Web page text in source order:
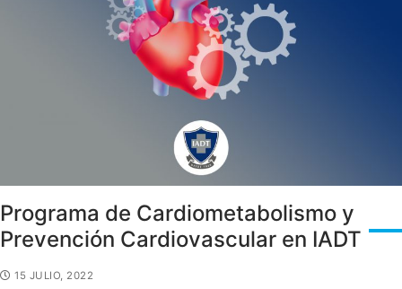
Programa de Cardiometabolismo y
Prevención Cardiovascular en IADT
15 JULIO, 2022